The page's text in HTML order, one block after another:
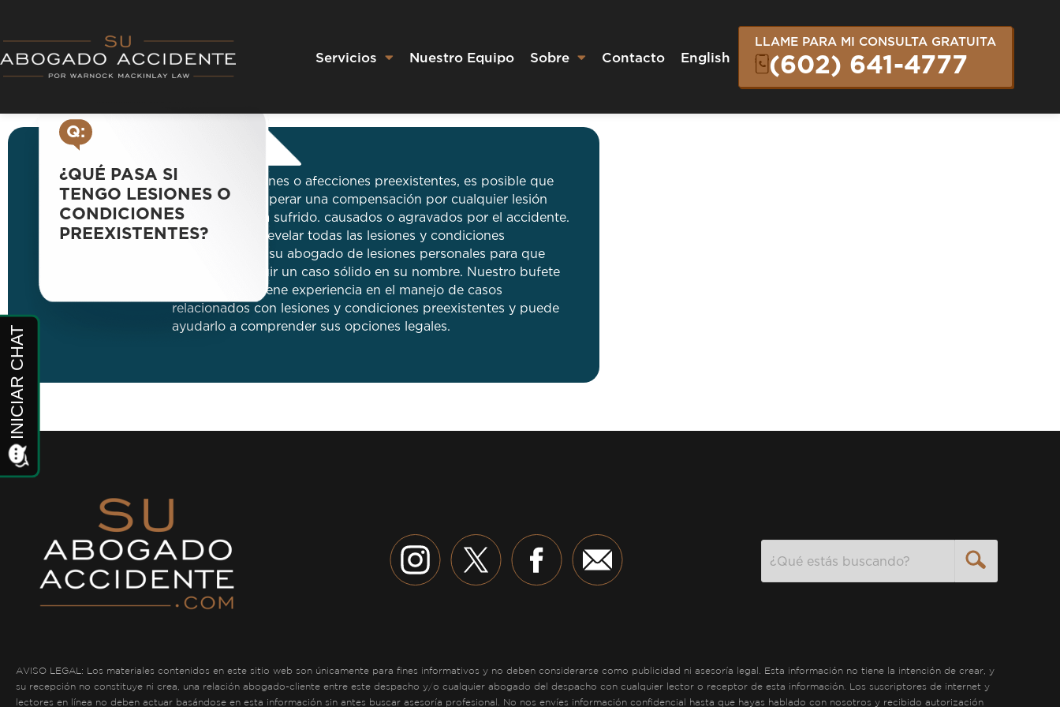
content
Servicios Nuestro Equipo Sobre Contacto English
LLAME PARA MI CONSULTA GRATUITA
(602) 641-4777
R:
Si tiene lesiones o afecciones preexistentes, es posible que
aún pueda recuperar una compensación por cualquier lesión
nueva que haya sufrido. causados ​​o agravados por el accidente.
Es importante revelar todas las lesiones y condiciones
preexistentes a su abogado de lesiones personales para que
puedan construir un caso sólido en su nombre. Nuestro bufete
de abogados tiene experiencia en el manejo de casos
relacionados con lesiones y condiciones preexistentes y puede
ayudarlo a comprender sus opciones legales.
Q:
¿QUÉ PASA SI
TENGO LESIONES O
CONDICIONES
PREEXISTENTES?
AVISO LEGAL: Los materiales contenidos en este sitio web son únicamente para fines informativos y no deben considerarse como publicidad ni asesoría legal. Esta información no tiene la intención de crear, y
su recepción no constituye ni crea, una relación abogado-cliente entre este despacho y/o cualquier abogado del despacho con cualquier lector o receptor de esta información. Los suscriptores de internet y
lectores en línea no deben actuar basándose en esta información sin antes buscar asesoría profesional. No nos envíes información confidencial hasta que hayas hablado con nosotros y recibido autorización